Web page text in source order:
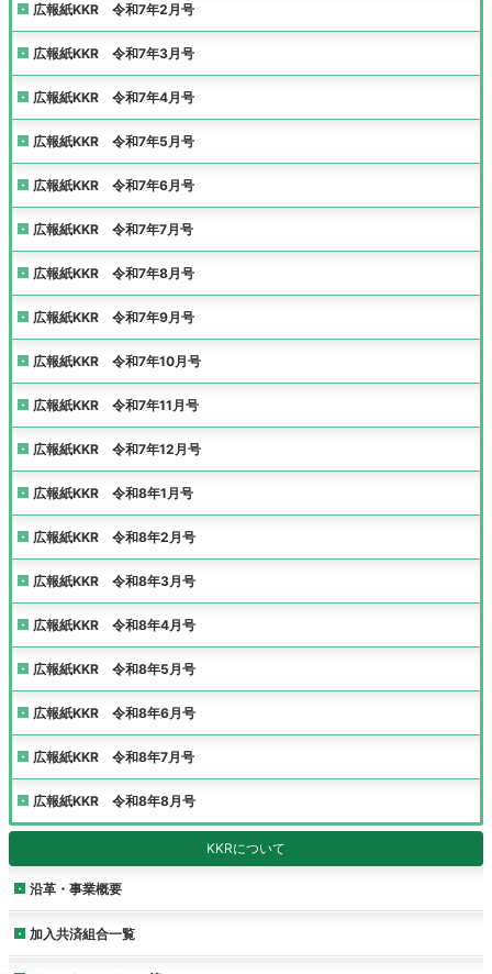
広報紙KKR 令和7年2月号
広報紙KKR 令和7年3月号
広報紙KKR 令和7年4月号
広報紙KKR 令和7年5月号
広報紙KKR 令和7年6月号
広報紙KKR 令和7年7月号
広報紙KKR 令和7年8月号
広報紙KKR 令和7年9月号
広報紙KKR 令和7年10月号
広報紙KKR 令和7年11月号
広報紙KKR 令和7年12月号
広報紙KKR 令和8年1月号
広報紙KKR 令和8年2月号
広報紙KKR 令和8年3月号
広報紙KKR 令和8年4月号
広報紙KKR 令和8年5月号
広報紙KKR 令和8年6月号
広報紙KKR 令和8年7月号
広報紙KKR 令和8年8月号
KKRについて
沿革・事業概要
加入共済組合一覧